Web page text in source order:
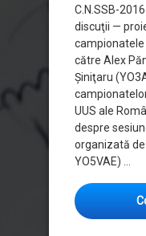
C.N.SSB-
discuţii —
campionatele
către Alex
Şiniţaru
UUS ale
despre
organizată de
YO5VAE) …